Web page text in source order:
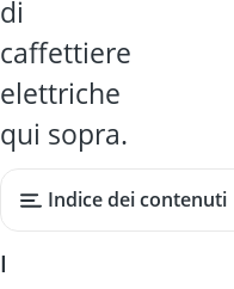
di
caffettiere
elettriche
qui sopra.
Indice dei contenuti
I